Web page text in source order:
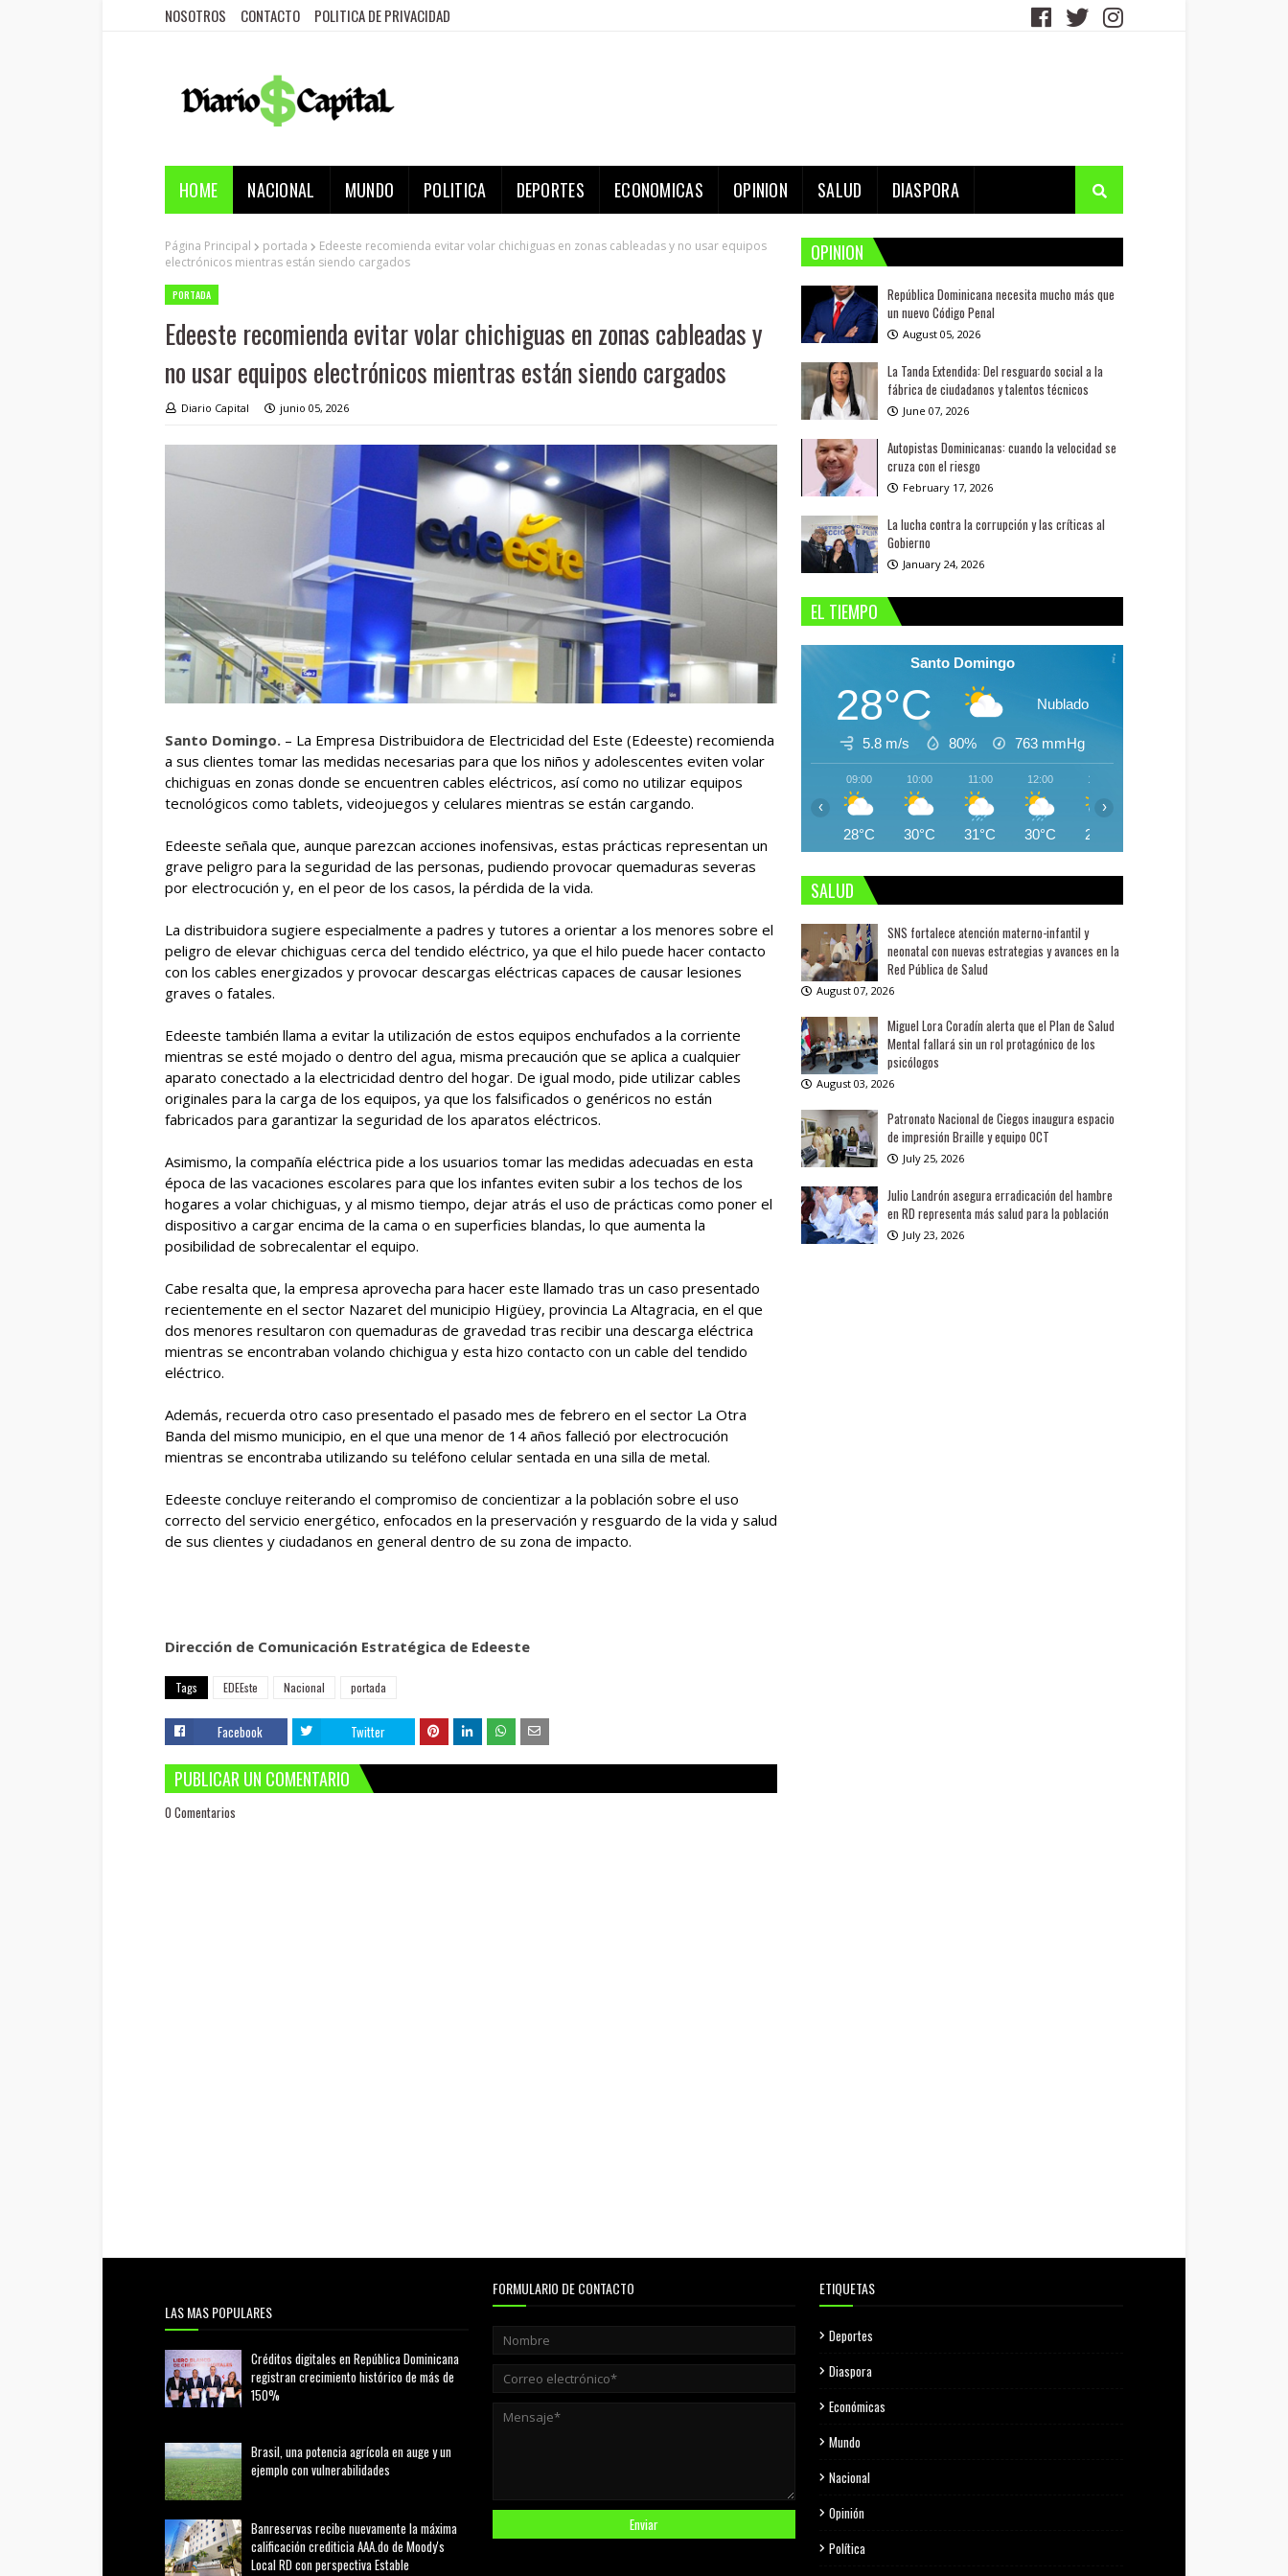
NOSOTROS CONTACTO POLITICA DE PRIVACIDAD
HOME NACIONAL MUNDO POLITICA DEPORTES ECONOMICAS OPINION SALUD DIASPORA
Página Principal portada
Edeeste recomienda evitar volar chichiguas en zonas cableadas y no usar equipos
electrónicos mientras están siendo cargados
PORTADA
Edeeste recomienda evitar volar chichiguas en zonas cableadas y
no usar equipos electrónicos mientras están siendo cargados
Diario Capital junio 05, 2026
Santo Domingo. – La Empresa Distribuidora de Electricidad del Este (Edeeste) recomienda
a sus clientes tomar las medidas necesarias para que los niños y adolescentes eviten volar
chichiguas en zonas donde se encuentren cables eléctricos, así como no utilizar equipos
tecnológicos como tablets, videojuegos y celulares mientras se están cargando.
Edeeste señala que, aunque parezcan acciones inofensivas, estas prácticas representan un
grave peligro para la seguridad de las personas, pudiendo provocar quemaduras severas
por electrocución y, en el peor de los casos, la pérdida de la vida.
La distribuidora sugiere especialmente a padres y tutores a orientar a los menores sobre el
peligro de elevar chichiguas cerca del tendido eléctrico, ya que el hilo puede hacer contacto
con los cables energizados y provocar descargas eléctricas capaces de causar lesiones
graves o fatales.
Edeeste también llama a evitar la utilización de estos equipos enchufados a la corriente
mientras se esté mojado o dentro del agua, misma precaución que se aplica a cualquier
aparato conectado a la electricidad dentro del hogar. De igual modo, pide utilizar cables
originales para la carga de los equipos, ya que los falsificados o genéricos no están
fabricados para garantizar la seguridad de los aparatos eléctricos.
Asimismo, la compañía eléctrica pide a los usuarios tomar las medidas adecuadas en esta
época de las vacaciones escolares para que los infantes eviten subir a los techos de los
hogares a volar chichiguas, y al mismo tiempo, dejar atrás el uso de prácticas como poner el
dispositivo a cargar encima de la cama o en superficies blandas, lo que aumenta la
posibilidad de sobrecalentar el equipo.
Cabe resalta que, la empresa aprovecha para hacer este llamado tras un caso presentado
recientemente en el sector Nazaret del municipio Higüey, provincia La Altagracia, en el que
dos menores resultaron con quemaduras de gravedad tras recibir una descarga eléctrica
mientras se encontraban volando chichigua y esta hizo contacto con un cable del tendido
eléctrico.
Además, recuerda otro caso presentado el pasado mes de febrero en el sector La Otra
Banda del mismo municipio, en el que una menor de 14 años falleció por electrocución
mientras se encontraba utilizando su teléfono celular sentada en una silla de metal.
Edeeste concluye reiterando el compromiso de concientizar a la población sobre el uso
correcto del servicio energético, enfocados en la preservación y resguardo de la vida y salud
de sus clientes y ciudadanos en general dentro de su zona de impacto.
Dirección de Comunicación Estratégica de Edeeste
Tags EDEEste Nacional portada
Facebook Twitter
PUBLICAR UN COMENTARIO
0 Comentarios
OPINION
República Dominicana necesita mucho más que
un nuevo Código Penal
August 05, 2026
La Tanda Extendida: Del resguardo social a la
fábrica de ciudadanos y talentos técnicos
June 07, 2026
Autopistas Dominicanas: cuando la velocidad se
cruza con el riesgo
February 17, 2026
La lucha contra la corrupción y las críticas al
Gobierno
January 24, 2026
EL TIEMPO
Santo Domingo
28°C Nublado
5.8 m/s 80% 763 mmHg
09:00
28°C
10:00
30°C
11:00
31°C
12:00
30°C
13:00
28°C
‹ ›
SALUD
SNS fortalece atención materno-infantil y
neonatal con nuevas estrategias y avances en la
Red Pública de Salud
August 07, 2026
Miguel Lora Coradín alerta que el Plan de Salud
Mental fallará sin un rol protagónico de los
psicólogos
August 03, 2026
Patronato Nacional de Ciegos inaugura espacio
de impresión Braille y equipo OCT
July 25, 2026
Julio Landrón asegura erradicación del hambre
en RD representa más salud para la población
July 23, 2026
LAS MAS POPULARES
Créditos digitales en República Dominicana
registran crecimiento histórico de más de
150%
Brasil, una potencia agrícola en auge y un
ejemplo con vulnerabilidades
Banreservas recibe nuevamente la máxima
calificación crediticia AAA.do de Moody's
Local RD con perspectiva Estable
FORMULARIO DE CONTACTO ETIQUETAS
Deportes
Diaspora
Económicas
Mundo
Nacional
Opinión
Política